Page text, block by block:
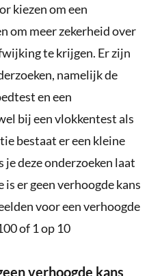
kiezen om een
om meer zekerheid over
te krijgen. Er zijn
namelijk de
en een
bij een vlokkentest als
bestaat er een kleine
je deze onderzoeken laat
er geen verhoogde kans
voor een verhoogde
of 1 op 10
verhoogde kans